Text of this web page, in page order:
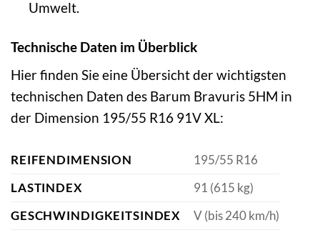
Umwelt.
Technische Daten im Überblick
Hier finden Sie eine Übersicht der wichtigsten
technischen Daten des Barum Bravuris 5HM in
der Dimension 195/55 R16 91V XL:
REIFENDIMENSION
195/55 R16
LASTINDEX
91 (615 kg)
GESCHWINDIGKEITSINDEX
V (bis 240 km/h)